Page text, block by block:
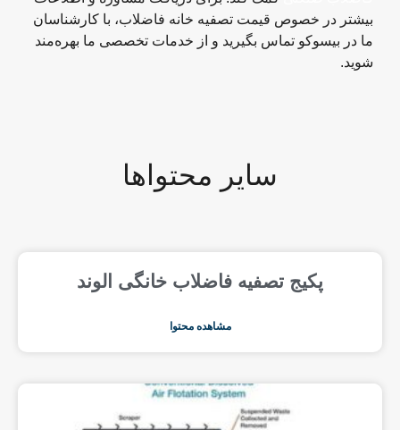
بیشتر در خصوص قیمت تصفیه خانه فاضلاب، با کارشناسان
ما در بیسوکو تماس بگیرید و از خدمات تخصصی ما بهره‌مند
شوید.
سایر محتواها
پکیج تصفیه فاضلاب خانگی الوند
مشاهده محتوا